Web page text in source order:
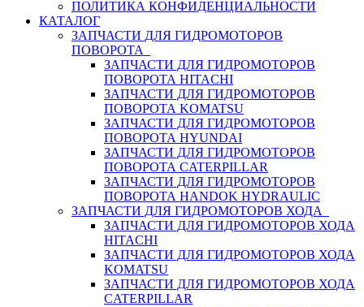
ПОЛИТИКА КОНФИДЕНЦИАЛЬНОСТИ
КАТАЛОГ
ЗАПЧАСТИ ДЛЯ ГИДРОМОТОРОВ
ПОВОРОТА
ЗАПЧАСТИ ДЛЯ ГИДРОМОТОРОВ
ПОВОРОТА HITACHI
ЗАПЧАСТИ ДЛЯ ГИДРОМОТОРОВ
ПОВОРОТА KOMATSU
ЗАПЧАСТИ ДЛЯ ГИДРОМОТОРОВ
ПОВОРОТА HYUNDAI
ЗАПЧАСТИ ДЛЯ ГИДРОМОТОРОВ
ПОВОРОТА CATERPILLAR
ЗАПЧАСТИ ДЛЯ ГИДРОМОТОРОВ
ПОВОРОТА HANDOK HYDRAULIC
ЗАПЧАСТИ ДЛЯ ГИДРОМОТОРОВ ХОДА
ЗАПЧАСТИ ДЛЯ ГИДРОМОТОРОВ ХОДА
HITACHI
ЗАПЧАСТИ ДЛЯ ГИДРОМОТОРОВ ХОДА
KOMATSU
ЗАПЧАСТИ ДЛЯ ГИДРОМОТОРОВ ХОДА
CATERPILLAR